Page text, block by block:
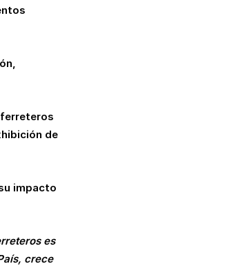
ferreteros
de
impacto
es
crece